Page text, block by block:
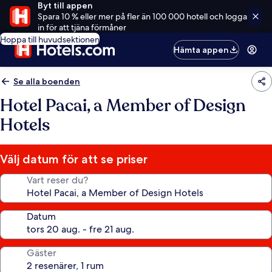
Byt till appen
Spara 10 % eller mer på fler än 100 000 hotell och logga
in för att tjäna förmåner
Hoppa till huvudsektionen
Hämta appen
Se alla boenden
Hotel Pacai, a Member of Design
Hotels
Välj datum för att se priser
Vart reser du?
Datum
Gäster